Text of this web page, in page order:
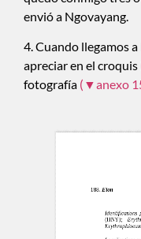
envió a Ngovayang.
4. Cuando llegamos
apreciar en el croquis
fotografía (▼anexo